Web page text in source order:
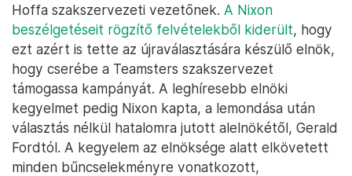
Hoffa szakszervezeti vezetőnek. A Nixon
beszélgetéseit rögzítő felvételekből kiderült, hogy
ezt azért is tette az újraválasztására készülő elnök,
hogy cserébe a Teamsters szakszervezet
támogassa kampányát. A leghíresebb elnöki
kegyelmet pedig Nixon kapta, a lemondása után
választás nélkül hatalomra jutott alelnökétől, Gerald
Fordtól. A kegyelem az elnöksége alatt elkövetett
minden bűncselekményre vonatkozott,